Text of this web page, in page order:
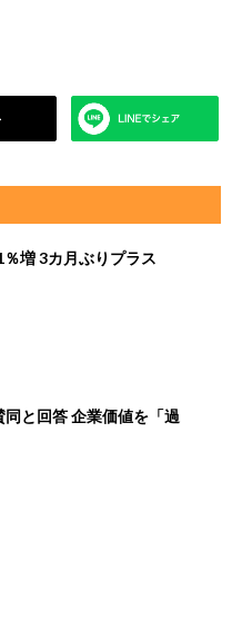
増 3カ月ぶりプラス
と回答 企業価値を「過